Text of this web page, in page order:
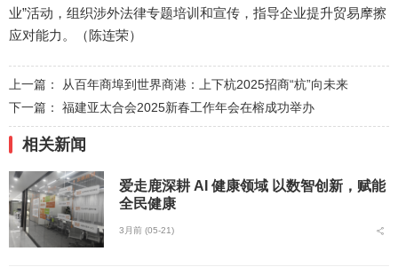
业”活动，组织涉外法律专题培训和宣传，指导企业提升贸易摩擦
应对能力。（陈连荣）
上一篇：
从百年商埠到世界商港：上下杭2025招商“杭”向未来
下一篇： 福建亚太合会2025新春工作年会在榕成功举办
相关新闻
爱走鹿深耕 AI 健康领域 以数智创新，赋能
全民健康
3月前 (05-21)